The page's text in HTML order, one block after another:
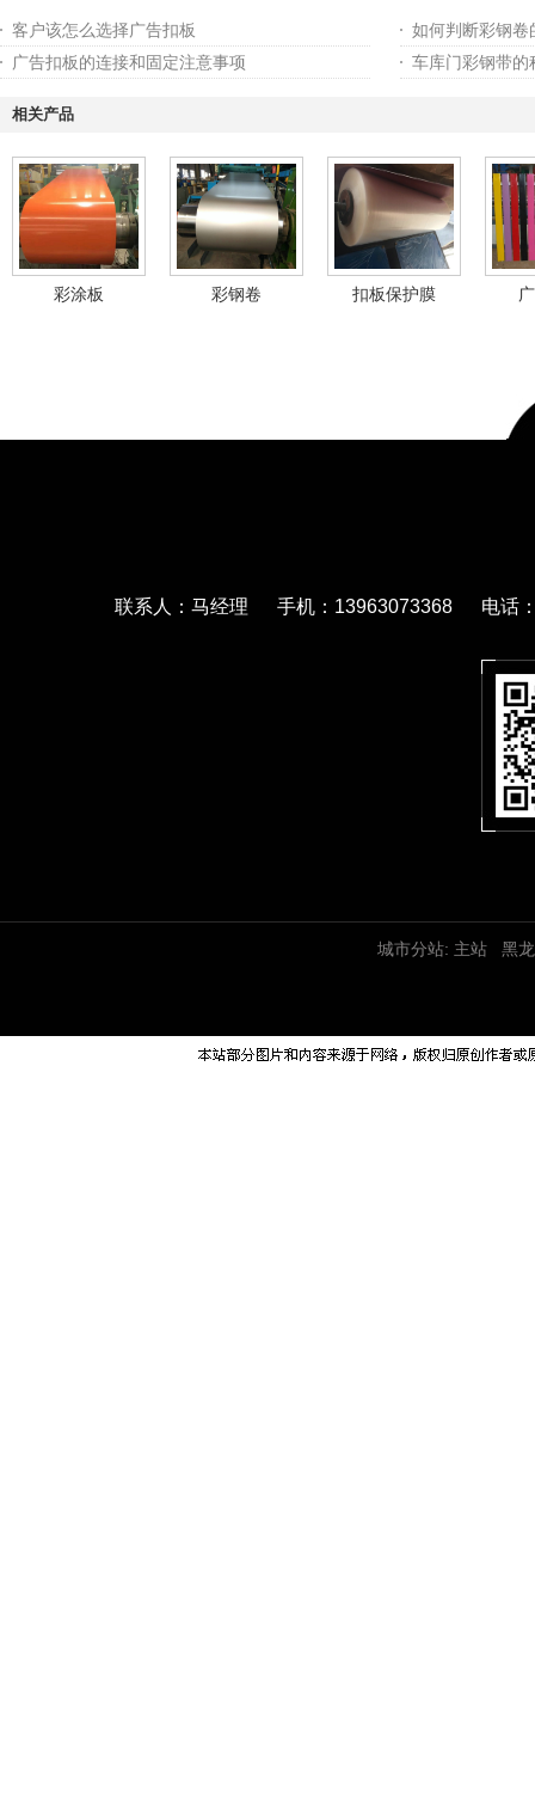
客户该怎么选择广告扣板
如何判断彩钢卷
广告扣板的连接和固定注意事项
车库门彩钢带的
相关产品
彩涂板 彩钢卷 扣板保护膜
联系人：马经理 手机：13963073368 电话
城市分站: 主站 黑